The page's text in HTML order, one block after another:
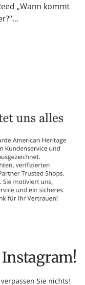
„Wann kommt
Instagram!
Sie nichts!